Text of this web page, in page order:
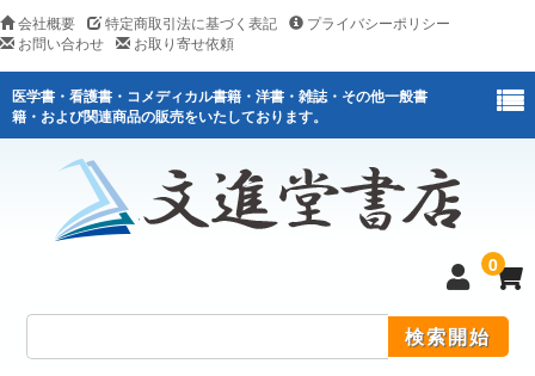
会社概要 特定商取引法に基づく表記
プライバシーポリシー
お問い合わせ
お取り寄せ依頼
医学書・看護書・コメディカル書籍・洋書・雑誌・その他一般書
籍・および関連商品の販売をいたしております。
0